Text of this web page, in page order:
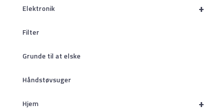
+
Elektronik
Filter
Grunde til at elske
Håndstøvsuger
+
Hjem